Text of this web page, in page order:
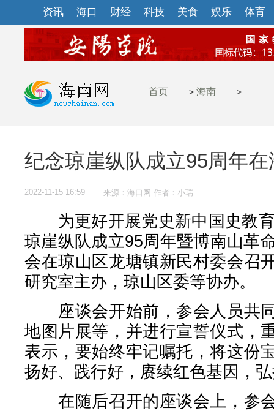
资讯 海口 财经 科技 美食 娱乐 体育
首页 > 海南 >
纪念琼崖纵队成立95周年
2022-11-15 16:59 来源：海口网 作者：小瑞
为更好开展党史新中国史教育
琼崖纵队成立95周年暨博南山革
会在琼山区龙塘镇新民村委会召
研究室主办，琼山区委等协办。
座谈会开始前，参会人员共
地图片展等，并进行宣誓仪式，
表示，要始终牢记嘱托，将这份
扬好、践行好，赓续红色基因，
在随后召开的座谈会上，参